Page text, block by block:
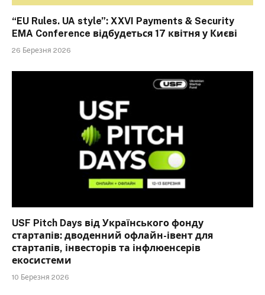
“EU Rules. UA style”: XXVI Payments & Security
EMA Conference відбудеться 17 квітня у Києві
26 Березня 2026
USF Pitch Days від Українського фонду
стартапів: дводенний офлайн-івент для
стартапів, інвесторів та інфлюенсерів
екосистеми
10 Березня 2026